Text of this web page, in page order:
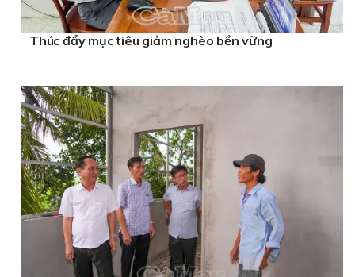
Thúc đẩy mục tiêu giảm nghèo bền vững